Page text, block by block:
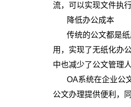
流， 可以实现文件执
降低办公成本
传统的公文都是
用，实现了无纸化办
中也减少了公文管理
OA系统在企业公
公文办理提供便利，